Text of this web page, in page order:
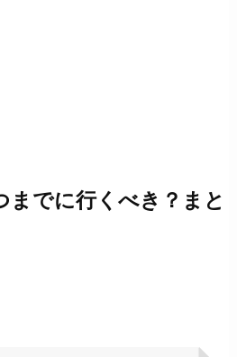
までに行くべき？まと